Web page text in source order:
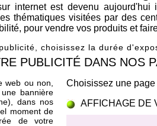
internet est devenu
thématiques visitées par des
pour vendre vos produits et
choisissez la durée
PUBLICITÉ DANS NOS
web ou non,
bannière
dans nos
moment de
de votre
Choisissez une
AFFICHAGE DE